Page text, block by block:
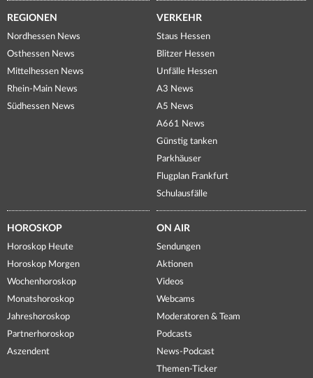
REGIONEN
Nordhessen News
Osthessen News
Mittelhessen News
Rhein-Main News
Südhessen News
VERKEHR
Staus Hessen
Blitzer Hessen
Unfälle Hessen
A3 News
A5 News
A661 News
Günstig tanken
Parkhäuser
Flugplan Frankfurt
Schulausfälle
HOROSKOP
Horoskop Heute
Horoskop Morgen
Wochenhoroskop
Monatshoroskop
Jahreshoroskop
Partnerhoroskop
Aszendent
ON AIR
Sendungen
Aktionen
Videos
Webcams
Moderatoren & Team
Podcasts
News-Podcast
Themen-Ticker